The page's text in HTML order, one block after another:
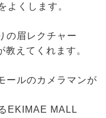
よくします。
の眉レクチャー
えてくれます。
ールのカメラマンが
EKIMAE MALL